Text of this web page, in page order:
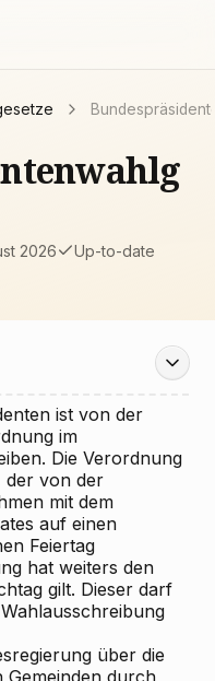
2026 Up-to-date
ist von der
im
Die Verordnung
der von der
mit dem
auf einen
Feiertag
hat weiters den
gilt. Dieser darf
über die
Gemeinden durch